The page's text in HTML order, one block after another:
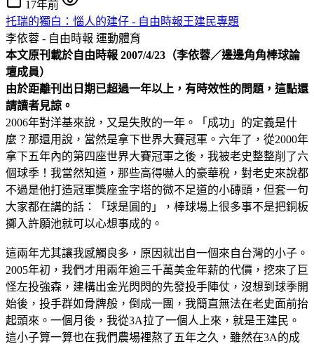
17年前
托瑞的獨白：惱人的建仔 - 自由時報王建民專題
李依蓉 - 自由時報 運動體育
本文原刊載於自由時報 2007/4/23（李依蓉／邊邊角角棒球論
壇成員）
由於距離刊出日期已超過一年以上，有時效性的問題，這點還
請讀者見諒。
2006年對洋基來說，又是失敗的一年。「成功」的定義是什
麼？那還用說，當然是拿下世界大賽冠軍。六年了，從2000年
拿下五年內的第四座世界大賽冠軍之後，我被老史整整削了六
個球季！我當然知道，那些高得嚇人的豪華稅，對老史來說都
不過是他打造冠軍獎座金字塔的微不足道的小磚頭，但套一句
大家都在講的話：「球是圓的」，棒球場上很多事不是把銅板
擲入許願池就可以心想事成的。
這兩年尤其讓我感觸良多，原因就出自一個來自台灣的小子。
2005年初，我們才用兩年逾三千萬美金年薪的代價，挖來了巨
怪左投強森，建構出金光閃閃的先發投手陣仗，沒想到球季開
始後，投手群如骨牌般，倒成一團，我簡直無法在老史面前抬
起頭來。一個月後，我從3A拉了一個人上來，就是王建民。
這小子算一算也在我們農場裡熬了五年之久，雖然在3A的成